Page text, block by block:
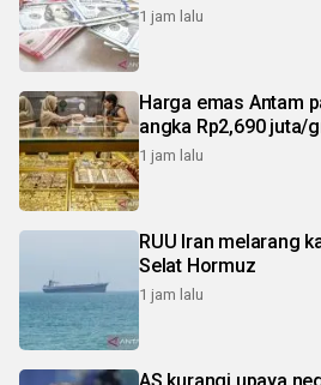
1 jam lalu
Harga emas Antam
angka Rp2,690 juta/
1 jam lalu
RUU Iran melarang
Selat Hormuz
1 jam lalu
AS kurangi upaya